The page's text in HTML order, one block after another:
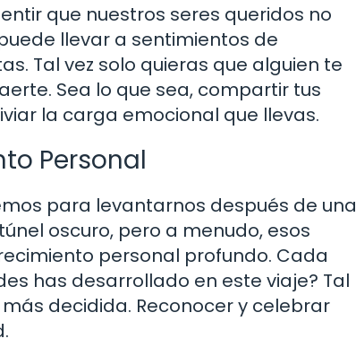
que nuestros seres queridos no
llevar a sentimientos de
Tal vez solo quieras que alguien te
Sea lo que sea, compartir tus
la carga emocional que llevas.
Personal
para levantarnos después de una
oscuro, pero a menudo, esos
personal profundo. Cada
has desarrollado en este viaje? Tal
decidida. Reconocer y celebrar